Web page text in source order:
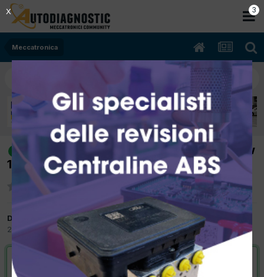
Meccatronica
risolto
[audi a4 cabrio 08/2008 1968cc bpw
103Kw Diesel] capota non funziona
Da il re dei irni
24 Giugno 2015inMeccatronica
VAI ALLA SOLUZIONE
2
X